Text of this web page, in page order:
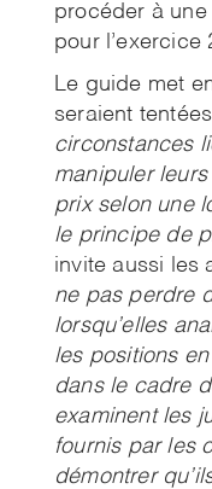
procéder à
pour l’exercice
Le guide met
seraient
circonstances
manipuler
prix selon une
le principe de
invite aussi les
ne pas perdre
lorsqu’elles
les positions
dans le cadre
examinent les
fournis par les
démontrer